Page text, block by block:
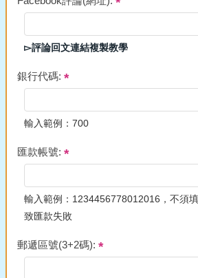
▻評論回文連結複製教學
銀行代碼:
輸入範例：700
匯款帳號:
輸入範例：1234456778012016，不須
致匯款失敗
郵遞區號(3+2碼):